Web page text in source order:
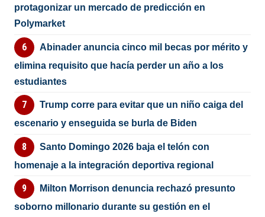
protagonizar un mercado de predicción en
Polymarket
Abinader anuncia cinco mil becas por mérito y
elimina requisito que hacía perder un año a los
estudiantes
Trump corre para evitar que un niño caiga del
escenario y enseguida se burla de Biden
Santo Domingo 2026 baja el telón con
homenaje a la integración deportiva regional
Milton Morrison denuncia rechazó presunto
soborno millonario durante su gestión en el